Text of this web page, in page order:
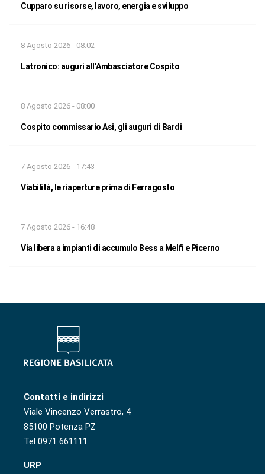
Cupparo su risorse, lavoro, energia e sviluppo
8 Agosto 2026 - 08:02
Latronico: auguri all’Ambasciatore Cospito
8 Agosto 2026 - 08:00
Cospito commissario Asi, gli auguri di Bardi
7 Agosto 2026 - 17:43
Viabilità, le riaperture prima di Ferragosto
7 Agosto 2026 - 16:48
Via libera a impianti di accumulo Bess a Melfi e Picerno
Contatti e indirizzi
Viale Vincenzo Verrastro, 4
85100 Potenza PZ
Tel 0971 661111
URP